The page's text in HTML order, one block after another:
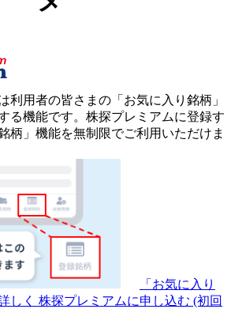
利用者の皆さまの 「お気に入り銘柄」
る機能です。 株探プレミアムに登録す
柄」機能を無制限でご利用いただけま
「お気に入り
しく 株探プレミアムに申し込む (初回